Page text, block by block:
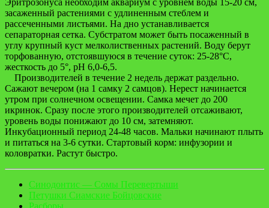
засаженный растениями с удлиненным стеблем и
рассеченными листьями. На дно устанавливается
сепараторная сетка. Субстратом может быть посаженный в
углу крупный куст мелколиственных растений. Воду берут
торфованную, отстоявшуюся в течение суток: 25-28°С,
жесткость до 5°, рН 6,0-6,5.
Производителей в течение 2 недель держат раздельно.
Сажают вечером (на 1 самку 2 самцов). Нерест начинается
утром при солнечном освещении. Самка мечет до 200
икринок. Сразу после этого производителей отсаживают,
уровень воды понижают до 10 см, затемняют.
Инкубационный период 24-48 часов. Мальки начинают плыть
и питаться на 3-6 сутки. Стартовый корм: инфузории и
коловратки. Растут быстро.
Синодонтис — Сомы Перевертыши
Петушки Cиамские Бойцовские
Расборы